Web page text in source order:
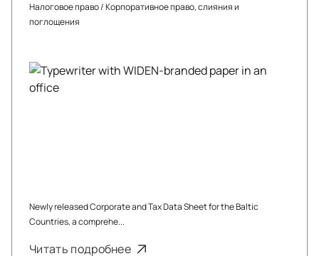
Налоговое право/Корпоративное право, слияния и
поглощения
Newly released Corporate and Tax Data Sheet for the Baltic
Countries, a comprehe...
Читать подробнее